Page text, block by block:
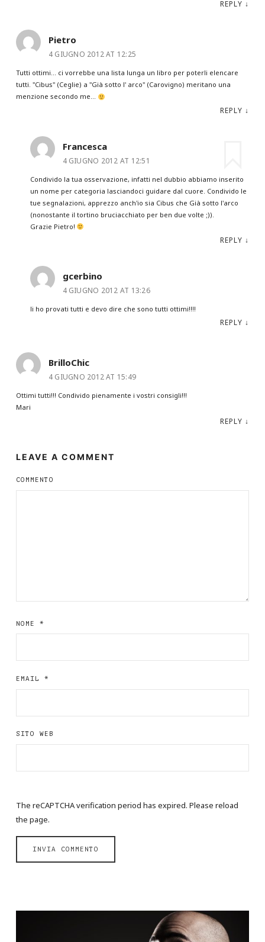
REPLY ↓
Pietro
4 GIUGNO 2012 AT 12:25
Tutti ottimi… ci vorrebbe una lista lunga un libro per poterli elencare
tutti. "Cibus" (Ceglie) a "Già sotto l' arco" (Carovigno) meritano una
menzione secondo me…
REPLY ↓
Francesca
4 GIUGNO 2012 AT 12:51
Condivido la tua osservazione, infatti nel dubbio abbiamo inserito
un nome per categoria lasciandoci guidare dal cuore. Condivido le
tue segnalazioni, apprezzo anch'io sia Cibus che Già sotto l'arco
(nonostante il tortino bruciacchiato per ben due volte ;)).
Grazie Pietro!
REPLY ↓
gcerbino
4 GIUGNO 2012 AT 13:26
li ho provati tutti e devo dire che sono tutti ottimi!!!!
REPLY ↓
BrilloChic
4 GIUGNO 2012 AT 15:49
Ottimi tutti!!! Condivido pienamente i vostri consigli!!!
Mari
REPLY ↓
LEAVE A COMMENT
COMMENTO
NOME *
EMAIL *
SITO WEB
The reCAPTCHA verification period has expired. Please reload
the page.